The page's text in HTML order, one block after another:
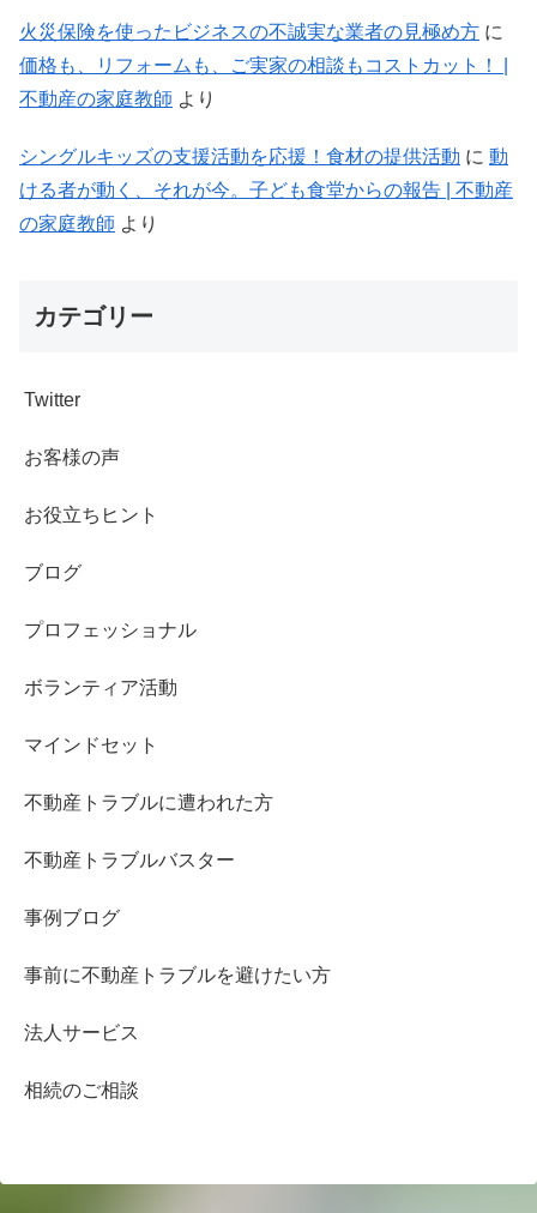
火災保険を使ったビジネスの不誠実な業者の見極め方 に
価格も、リフォームも、ご実家の相談もコストカット！ |
不動産の家庭教師 より
シングルキッズの支援活動を応援！食材の提供活動 に 動
ける者が動く、それが今。子ども食堂からの報告 | 不動産
の家庭教師 より
カテゴリー
Twitter
お客様の声
お役立ちヒント
ブログ
プロフェッショナル
ボランティア活動
マインドセット
不動産トラブルに遭われた方
不動産トラブルバスター
事例ブログ
事前に不動産トラブルを避けたい方
法人サービス
相続のご相談